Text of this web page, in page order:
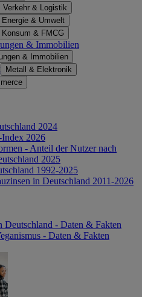
Verkehr & Logistik
Energie & Umwelt
Konsum & FMCG
& Immobilien
& Immobilien
Metall & Elektronik
2024
2026
- Anteil der Nutzer nach
2025
1992-2025
in Deutschland 2011-2026
Deutschland - Daten & Fakten
- Daten & Fakten